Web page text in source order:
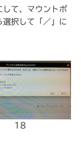
して、マウントポ
択して「／」に
18